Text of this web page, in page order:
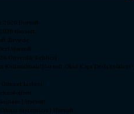
2026 Hursoft
Hursoft
Zirvede
Hursoft
Güvenlik Rehberi
Hursoft Okul Kapı Dedektörleri
Listesi
| Hursoft
Sistemleri | Hursoft